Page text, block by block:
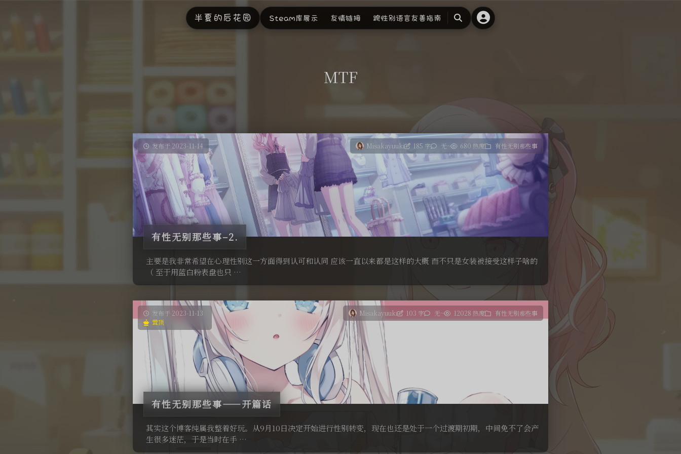
半夏的后花园 Steam库展示 友情链接 跨性别语言友善指南
搜
MTF
发布于 2023-11-14 Misakayuuki 185 字 无~ 680 热度 有性无别那些事
有性无别那些事–2.
主要是我非常希望在心理性别这一方面得到认可和认同 应该一直以来都是这样的大概 而不只是女装被接受这样子啥的
（ 至于用蓝白粉表盘也只 …
发布于 2023-11-13
置顶
Misakayuuki 103 字 无~ 12028 热度 有性无别那些事
有性无别那些事——开篇话
其实这个博客纯属我整着好玩。从9月10日决定开始进行性别转变，现在也还是处于一个过渡期初期，中间免不了会产
生很多迷茫，于是当时在手 …